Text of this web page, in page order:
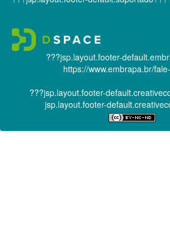
???jsp.layout.footer-
https://www.embrapa.br/
???jsp.layout.footer-
jsp.layout.footer-